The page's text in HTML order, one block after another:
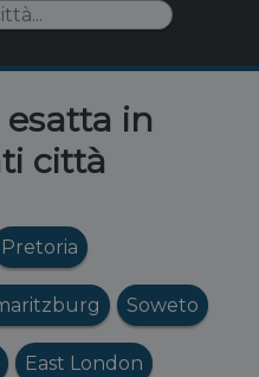
in
città
Pretoria
Soweto
East London